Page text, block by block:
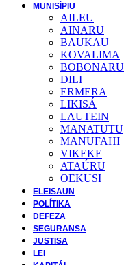
MUNISÍPIU
AILEU
AINARU
BAUKAU
KOVALIMA
BOBONARU
DILI
ERMERA
LIKISÁ
LAUTEIN
MANATUTU
MANUFAHI
VIKEKE
ATAÚRU
OEKUSI
ELEISAUN
POLÍTIKA
DEFEZA
SEGURANSA
JUSTISA
LEI